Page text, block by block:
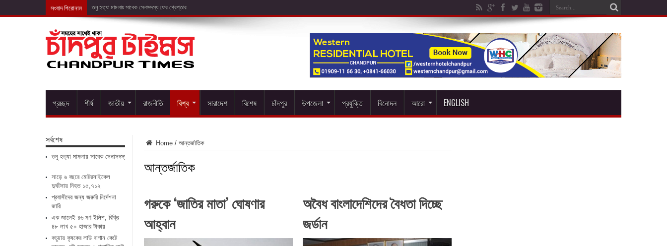
সংবাদ শিরোনাম সাড়ে ৬ বছর
প্রচ্ছদ শীর্ষ জাতীয় রাজনীতি বিশ্ব সারাদেশ বিশেষ চাঁদপুর উপজেলা প্রযুক্তি বিনোদন আরো ENGLISH
Home / আন্তর্জাতিক
আন্তর্জাতিক
গরুকে ‘জাতির মাতা’ ঘোষণার
আহ্বান
অবৈধ বাংলাদেশিদের বৈধতা দিচ্ছে
জর্ডান
সর্বশেষ
তনু হত্যা মামলায় সাবেক সেনাসদস্য ফের গ্রেপ্তার
সাড়ে ৬ বছরে মোটরসাইকেল
দুর্ঘটনায় নিহত ১৫,৭১২
প্রবাসীদের জন্য জরুরি নির্দেশনা
জারি
এক জালেই ৪৬ মণ ইলিশ, বিক্রি
৪৮ লাখ ৫০ হাজার টাকায়
কচুয়ায় কৃষকের লাউ বাগান কেটে